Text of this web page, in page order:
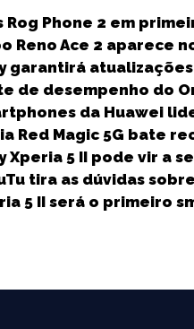
ai
l
a
ts
A
p
p
k
e
dI
n
ss
e
n
g
e
r
a
r
e
Rog Phone 2 em
Reno Ace 2 aparece
garantirá
de desempenho do
da Huawei
Red Magic 5G bate
Xperia 5 II pode vir a
tira as dúvidas
5 II será o primeiro